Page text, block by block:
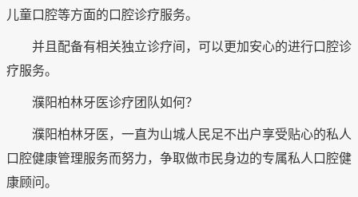
儿童口腔等方面的口腔诊疗服务。
并且配备有相关独立诊疗间，可以更加安心的进行口腔诊
疗服务。
濮阳柏林牙医诊疗团队如何？
濮阳柏林牙医，一直为山城人民足不出户享受贴心的私人
口腔健康管理服务而努力，争取做市民身边的专属私人口腔健
康顾问。